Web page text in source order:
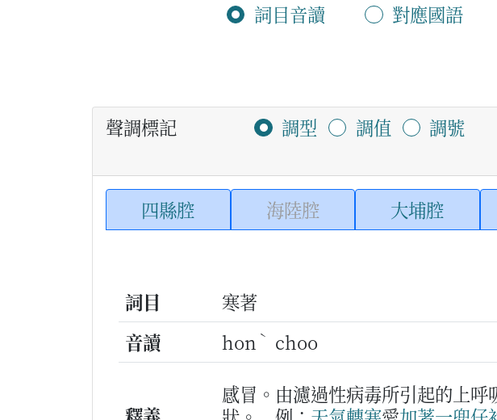
詞目音讀 對應國語
聲調標記 調型 調值 調號
四縣腔 海陸腔 大埔腔
詞目
寒著
音讀
hon ˋ choo
感冒。由濾過性病毒所引起的上